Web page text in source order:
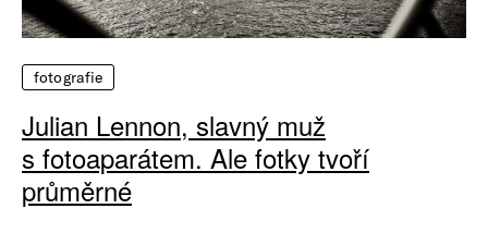
fotografie
Julian Lennon, slavný muž
s fotoaparátem. Ale fotky tvoří
průměrné